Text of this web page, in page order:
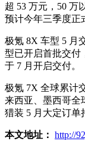
超 53 万元，50 万
预计今年三季度正
极氪 8X 车型 5 月
型已开启首批交付
于 7 月开启交付。
极氪 7X 全球累计
来西亚、墨西哥全
猎装 5 月大定订单
本文地址： http://